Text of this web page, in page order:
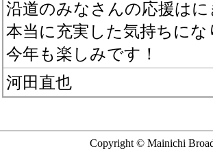
沿道のみなさんの応援は
本当に充実した気持ちにな
今年も楽しみです！
河田直也
Copyright © Mainichi